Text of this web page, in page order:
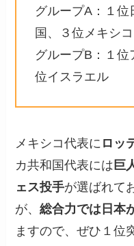
グループA：１位
国、３位メキシコ
グループB：１位
位イスラエル
メキシコ代表に ロッ
カ共和国代表には 巨
ェス投手が選ばれて
が、総合力では日本
ますので、ぜひ１位